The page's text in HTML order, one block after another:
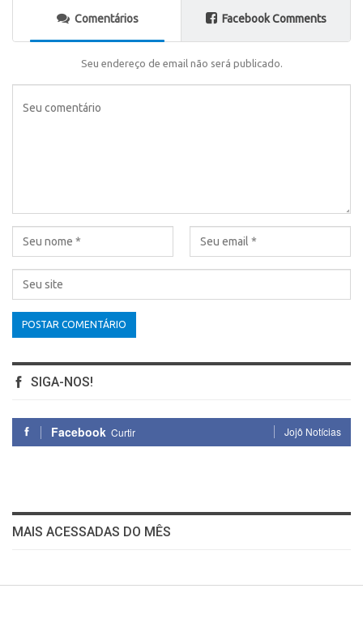
Comentários Facebook Comments
Seu endereço de email não será publicado.
SIGA-NOS!
Facebook Curtir Jojô Notícias
MAIS ACESSADAS DO MÊS